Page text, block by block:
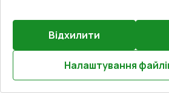
Розрахуй
₴14,936.60
Детальніше /
Базова комплектація
Відхилити
Налаштування